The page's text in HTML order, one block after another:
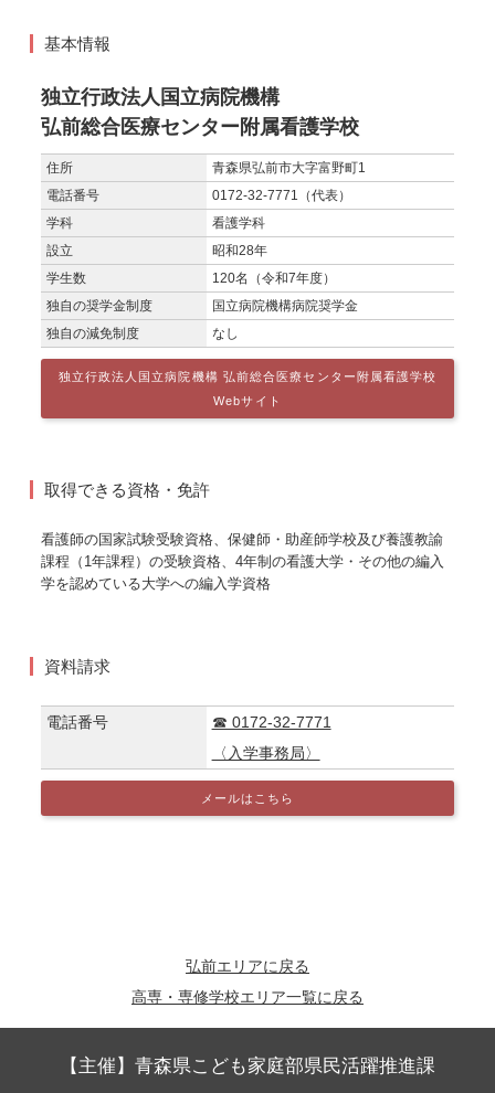
基本情報
独立行政法人国立病院機構
弘前総合医療センター附属看護学校
住所
青森県弘前市大字富野町1
電話番号
0172-32-7771（代表）
学科
看護学科
設立
昭和28年
学生数
120名（令和7年度）
独自の奨学金制度
国立病院機構病院奨学金
独自の減免制度
なし
独立行政法人国立病院機構 弘前総合医療センター附属看護学校
Webサイト
取得できる資格・免許
看護師の国家試験受験資格、保健師・助産師学校及び養護教諭
課程（1年課程）の受験資格、4年制の看護大学・その他の編入
学を認めている大学への編入学資格
資料請求
電話番号
☎ 0172-32-7771
〈入学事務局〉
メールはこちら
弘前エリアに戻る
高専・専修学校エリア一覧に戻る
【主催】青森県こども家庭部県民活躍推進課